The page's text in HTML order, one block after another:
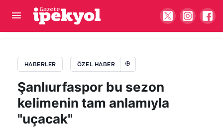
HABERLER ÖZEL HABER
Şanlıurfaspor bu sezon
kelimenin tam anlamıyla
"uçacak"
Depremin en acı dersini ne çabuk unuttuk?